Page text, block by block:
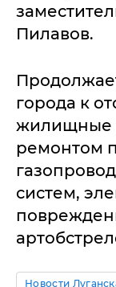
Пилавов.
города к
жилищные
ремонтом
систем,
Новости